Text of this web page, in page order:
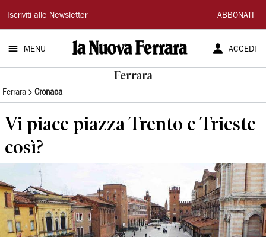
La
Nuova
Ferrara
Iscriviti alle Newsletter ABBONATI
MENU ACCEDI
Ferrara
Ferrara Cronaca
Vi piace piazza Trento e Trieste
così?